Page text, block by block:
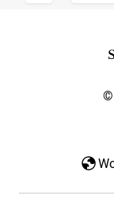
©